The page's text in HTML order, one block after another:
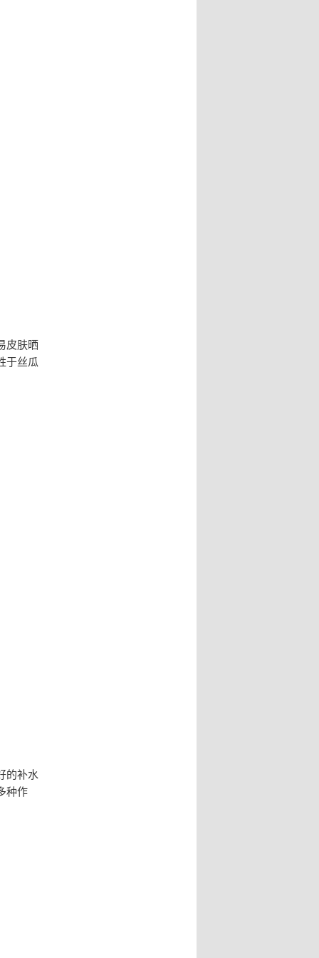
皮肤晒
于丝瓜
的补水
种作